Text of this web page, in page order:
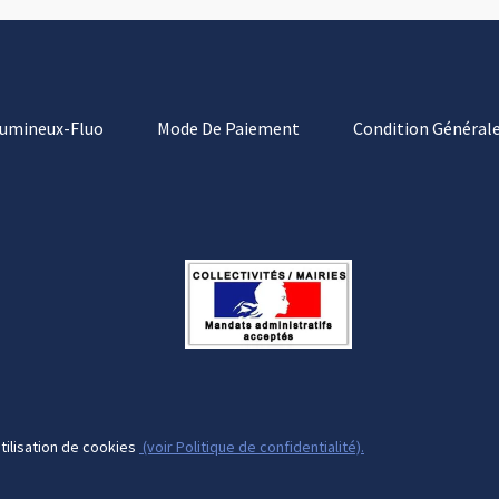
Fluo Mode De Paiement Condition
de cookies (voir Politique de confidentialité).